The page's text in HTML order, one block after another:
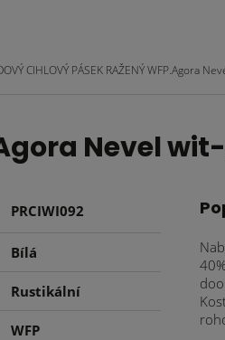
CIHLOVÝ PÁSEK RAŽENÝ WFP.Agora
Nevel
PRCIWI092
Bílá
Rustikální
WFP